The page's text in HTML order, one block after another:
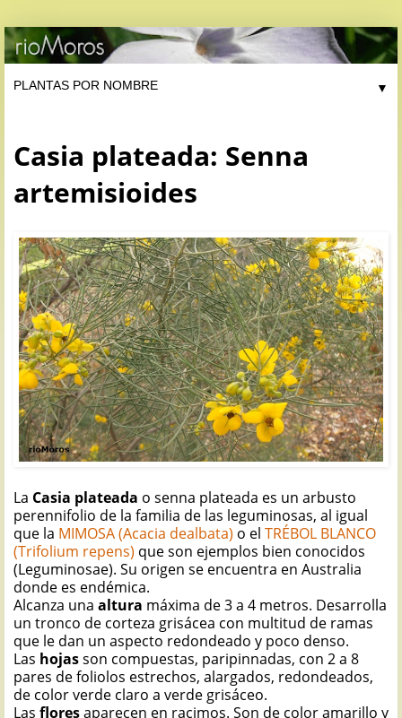
▼
Casia plateada: Senna
artemisioides
La Casia plateada o senna plateada es un arbusto
perennifolio de la familia de las leguminosas, al igual
que la MIMOSA (Acacia dealbata) o el TRÉBOL BLANCO
(Trifolium repens) que son ejemplos bien conocidos
(Leguminosae). Su origen se encuentra en Australia
donde es endémica.
Alcanza una altura máxima de 3 a 4 metros. Desarrolla
un tronco de corteza grisácea con multitud de ramas
que le dan un aspecto redondeado y poco denso.
Las hojasson compuestas, paripinnadas, con 2 a 8
pares de foliolos estrechos, alargados, redondeados,
de color verde claro a verde grisáceo.
Las floresaparecen en racimos. Son de color amarillo y